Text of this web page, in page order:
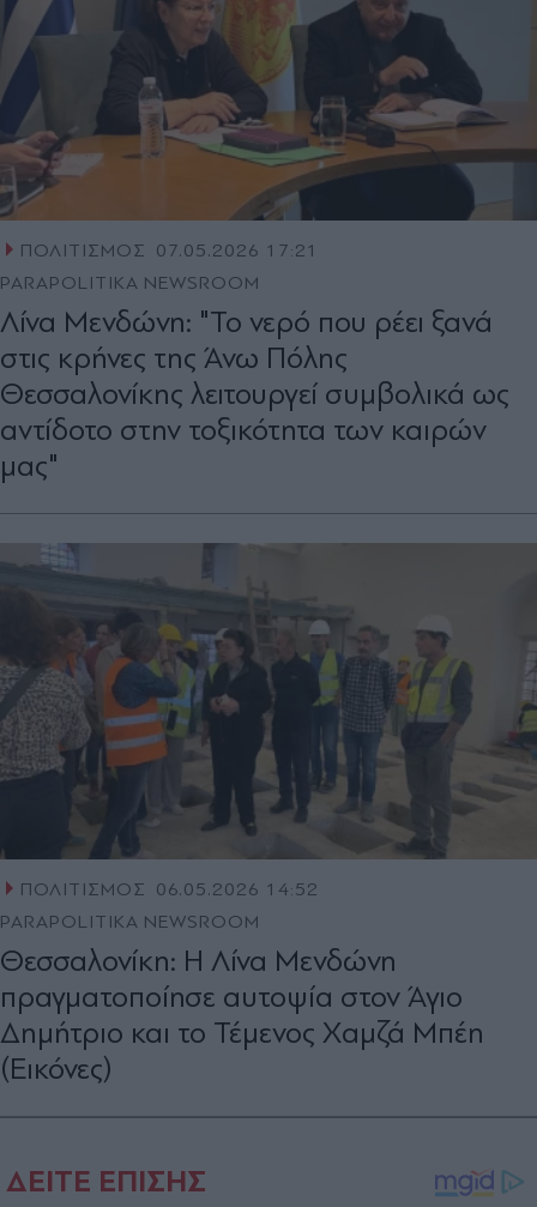
ΠΟΛΙΤΙΣΜΟΣ
07.05.2026 17:21
PARAPOLITIKA NEWSROOM
Λίνα Μενδώνη: "Το νερό που ρέει ξανά
στις κρήνες της Άνω Πόλης
Θεσσαλονίκης λειτουργεί συμβολικά ως
αντίδοτο στην τοξικότητα των καιρών
μας"
ΠΟΛΙΤΙΣΜΟΣ
06.05.2026 14:52
PARAPOLITIKA NEWSROOM
Θεσσαλονίκη: Η Λίνα Μενδώνη
πραγματοποίησε αυτοψία στον Άγιο
Δημήτριο και το Τέμενος Χαμζά Μπέη
(Εικόνες)